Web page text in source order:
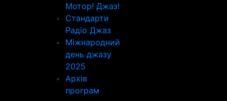
Мотор! Джаз!
Стандарти
Радіо Джаз
Міжнародний
день джазу
2025
Архів
програм